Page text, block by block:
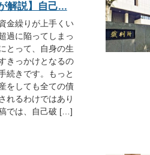
解説】自己...
金繰りが上手くい
過に陥ってしまっ
とって、自身の生
きっかけとなるの
続きです。もっと
をしても全ての債
れるわけではあり
では、自己破 […]